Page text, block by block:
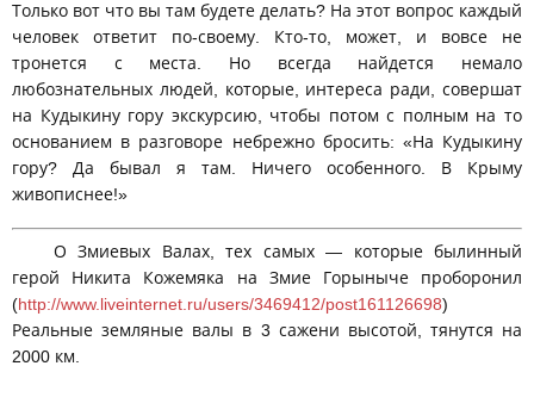
Только вот что вы там будете делать? На этот вопрос каждый
человек ответит по-своему. Кто-то, может, и вовсе не
тронется с места. Но всегда найдется немало
любознательных людей, которые, интереса ради, совершат
на Кудыкину гору экскурсию, чтобы потом с полным на то
основанием в разговоре небрежно бросить: «На Кудыкину
гору? Да бывал я там. Ничего особенного. В Крыму
живописнее!»
О Змиевых Валах, тех самых — которые былинный
герой Никита Кожемяка на Змие Горыныче проборонил
(http://www.liveinternet.ru/users/3469412/post161126698)
Реальные земляные валы в 3 сажени высотой, тянутся на
2000 км.